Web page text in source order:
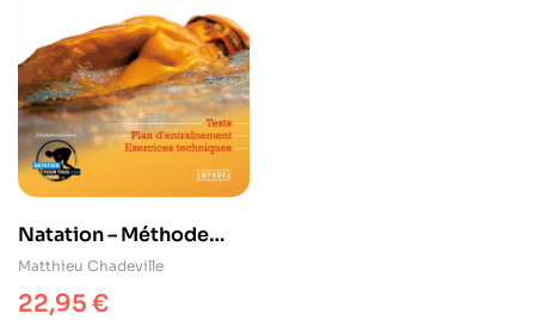
Natation – Méthode
d’entraînement pour
tous
Matthieu Chadeville
22,95 €